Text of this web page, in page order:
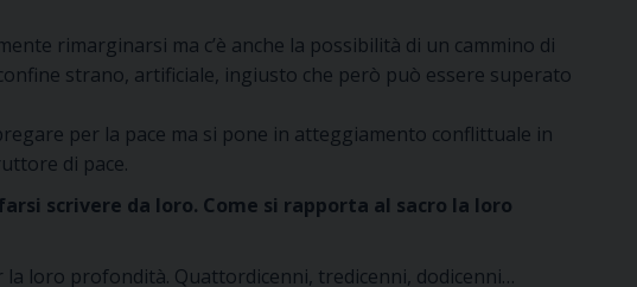
rimarginarsi ma c’è anche la possibilità di un cammino di
strano, artificiale, ingiusto che però può essere superato
per la pace ma si pone in atteggiamento conflittuale in
di pace.
scrivere da loro. Come si rapporta al sacro la loro
loro profondità. Quattordicenni, tredicenni, dodicenni…